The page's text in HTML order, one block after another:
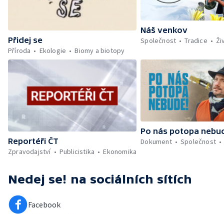
Přidej se
Příroda
Ekologie Biomy a biotopy
Náš venkov
Společnost
Tradice
Reportéři ČT
Zpravodajství
Publicistika Ekonomika
Po nás potopa
Dokument
Společnost
Nedej se! na sociálních sítích
Facebook